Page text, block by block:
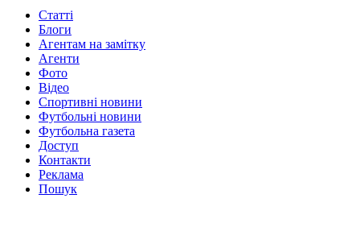
Статті
Блоги
Агентам на замітку
Агенти
Фото
Відео
Спортивні новини
Футбольні новини
Футбольна газета
Доступ
Контакти
Реклама
Пошук